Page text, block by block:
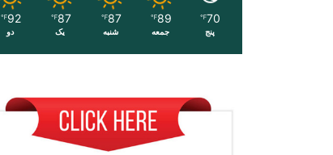
70
℉
پنج
89
℉
جمعه
87
℉
شنبه
87
℉
یک
92
℉
دو